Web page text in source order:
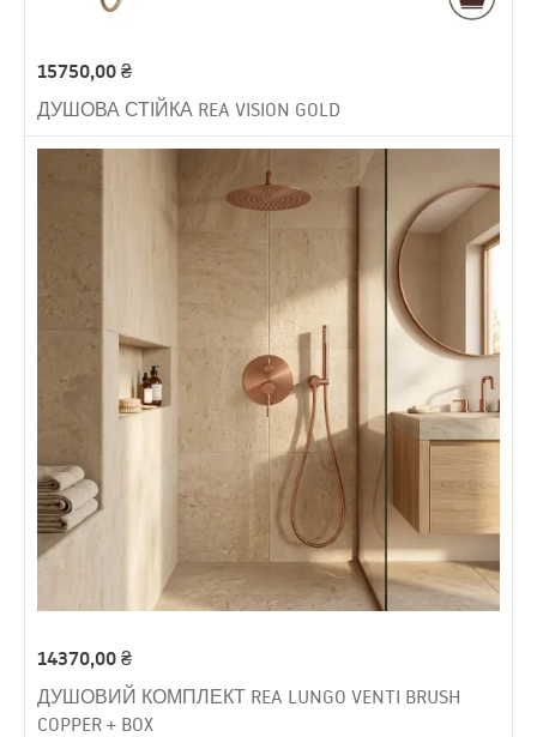
15750,00₴
ДУШОВА СТІЙКА REA VISION GOLD
14370,00₴
ДУШОВИЙ КОМПЛЕКТ REA LUNGO VENTI BRUSH
COPPER + BOX